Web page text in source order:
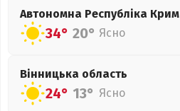
Автономна Республіка Крим
34° 20° Ясно
Вінницька область
24° 13° Ясно